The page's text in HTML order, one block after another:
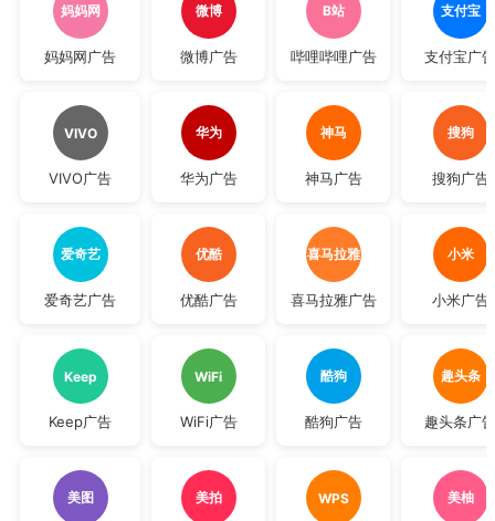
妈妈网
妈妈网广告
微博
微博广告
B站
哔哩哔哩广告
支付宝
支付宝广告
VIVO
VIVO广告
华为
华为广告
神马
神马广告
搜狗
搜狗广告
爱奇艺
爱奇艺广告
优酷
优酷广告
喜马拉雅
喜马拉雅广告
小米
小米广告
Keep
Keep广告
WiFi
WiFi广告
酷狗
酷狗广告
趣头条
趣头条广告
美图 美拍 WPS 美柚